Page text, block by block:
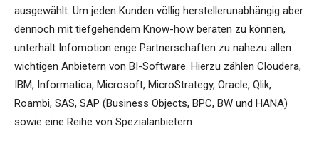
ausgewählt. Um jeden Kunden völlig herstellerunabhängig aber
dennoch mit tiefgehendem Know-how beraten zu können,
unterhält Infomotion enge Partnerschaften zu nahezu allen
wichtigen Anbietern von BI-Software. Hierzu zählen Cloudera,
IBM, Informatica, Microsoft, MicroStrategy, Oracle, Qlik,
Roambi, SAS, SAP (Business Objects, BPC, BW und HANA)
sowie eine Reihe von Spezialanbietern.